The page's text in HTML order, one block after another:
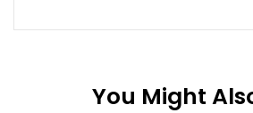
You Might